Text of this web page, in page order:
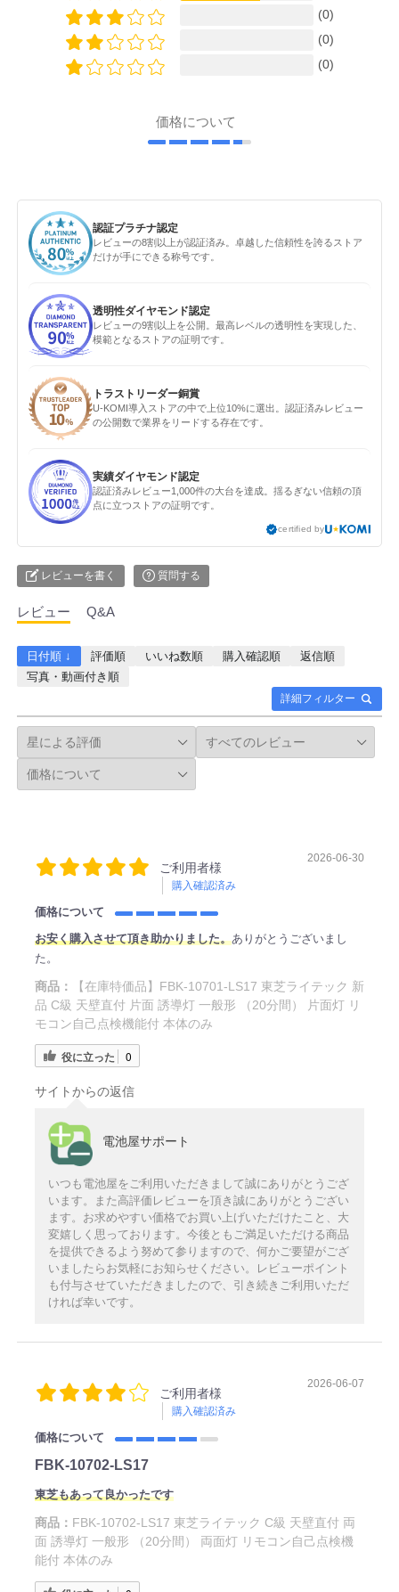
(0)
(0)
(0)
価格について
認証プラチナ認定
レビューの8割以上が認証済み。卓越した信頼性を誇るストア
だけが手にできる称号です。
透明性ダイヤモンド認定
レビューの9割以上を公開。最高レベルの透明性を実現した、
模範となるストアの証明です。
トラストリーダー銅賞
U-KOMI導入ストアの中で上位10%に選出。認証済みレビュー
の公開数で業界をリードする存在です。
実績ダイヤモンド認定
認証済みレビュー1,000件の大台を達成。揺るぎない信頼の頂
点に立つストアの証明です。
certified by
レビューを書く 質問する
レビュー Q&A
詳細フィルター
日付順 ↓ 評価順 いいね数順 購入確認順
返信順
写真・動画付き順
ご利用者様
購入確認済み
2026-06-30
価格について
お安く購入させて頂き助かりました。ありがとうございまし
た。
商品：
【在庫特価品】FBK-10701-LS17 東芝ライテック 新
品 C級 天壁直付 片面 誘導灯 一般形 （20分間） 片面灯 リ
モコン自己点検機能付 本体のみ
役に立った 0
サイトからの返信
電池屋サポート
いつも電池屋をご利用いただきまして誠にありがとうござ
います。また高評価レビューを頂き誠にありがとうござい
ます。お求めやすい価格でお買い上げいただけたこと、大
変嬉しく思っております。今後ともご満足いただける商品
を提供できるよう努めて参りますので、何かご要望がござ
いましたらお気軽にお知らせください。レビューポイント
も付与させていただきましたので、引き続きご利用いただ
ければ幸いです。
ご利用者様
購入確認済み
2026-06-07
価格について
FBK-10702-LS17
東芝もあって良かったです
商品： FBK-10702-LS17 東芝ライテック C級 天壁直付 両
面 誘導灯 一般形 （20分間） 両面灯 リモコン自己点検機
能付 本体のみ